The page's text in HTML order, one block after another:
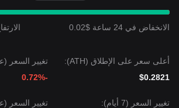
الانخفاض في 24 ساعة $0.02 الارتفاع في
أعلى سعر على الإطلاق (ATH):
$0.2821
تغيير السعر (على
-0.72%
تغيير السعر (7 أيام):
تغيير السعر